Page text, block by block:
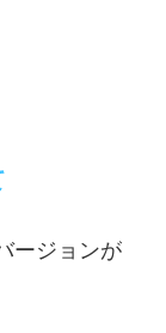
ージョンが